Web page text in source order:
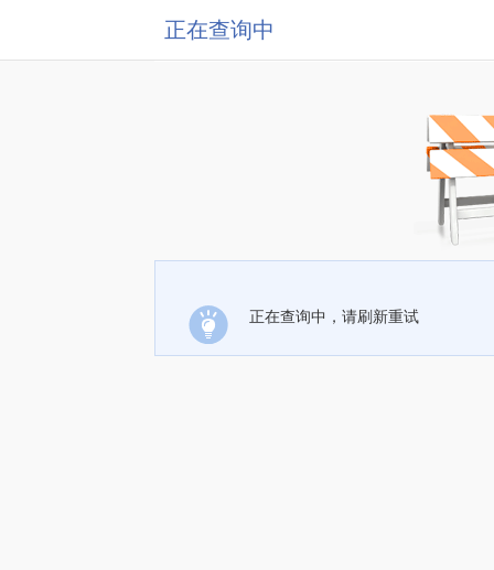
正在查询中
正在查询中，请刷新重试